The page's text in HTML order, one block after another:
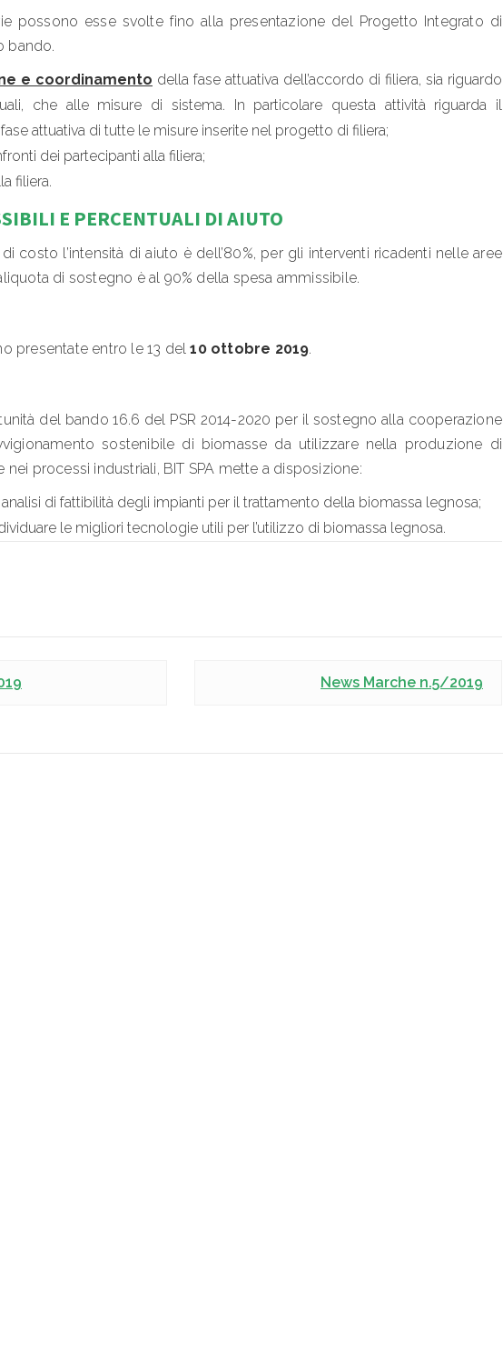
possono esse svolte fino alla presentazione del Progetto Integrato di
bando.
e coordinamento della fase attuativa dell’accordo di filiera, sia riguardo
che alle misure di sistema. In particolare questa attività riguarda il
attuativa di tutte le misure inserite nel progetto di filiera;
dei partecipanti alla filiera;
filiera.
E PERCENTUALI DI AIUTO
costo l’intensità di aiuto è dell’80%, per gli interventi ricadenti nelle aree
di sostegno è al 90% della spesa ammissibile.
presentate entro le 13 del10 ottobre 2019.
del bando 16.6 del PSR 2014-2020 per il sostegno alla cooperazione
sostenibile di biomasse da utilizzare nella produzione di
nei processi industriali, BIT SPA mette a disposizione:
di fattibilità degli impianti per il trattamento della biomassa legnosa;
le migliori tecnologie utili per l’utilizzo di biomassa legnosa.
News Marche n.5/2019